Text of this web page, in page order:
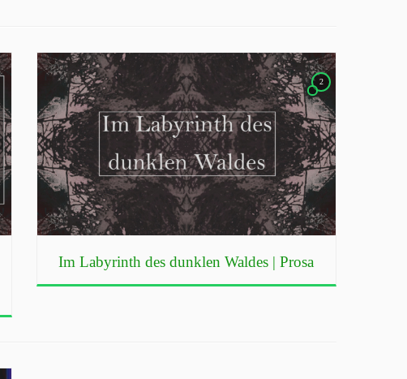
2
Im Labyrinth des dunklen Waldes | Prosa